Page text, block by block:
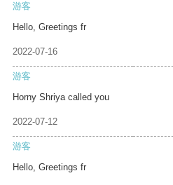
游客
Hello, Greetings fr
2022-07-16
游客
Horny Shriya called you
2022-07-12
游客
Hello, Greetings fr